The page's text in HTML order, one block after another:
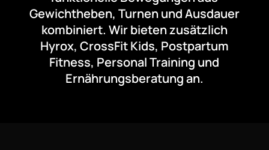
Gewichtheben, Turnen und Ausdauer
kombiniert. Wir bieten zusätzlich
Hyrox, CrossFit Kids, Postpartum
Fitness, Personal Training und
Ernährungsberatung an.